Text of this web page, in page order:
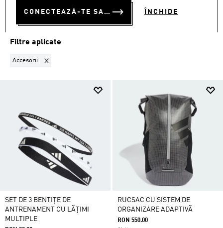
CONECTEAZĂ-TE SAU ÎNSCRIE-TE ACUM ÎNCHIDE
Filtre aplicate
Accesorii Elimină filtrul Sortat momentan după CATEGORIA: Accesorii
SET DE 3 BENTIȚE DE
ANTRENAMENT CU LĂȚIMI
MULTIPLE
RUCSAC CU SISTEM DE
ORGANIZARE ADAPTIVĂ
RON 550.00